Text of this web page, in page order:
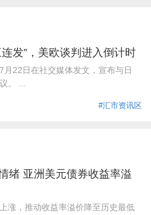
发”，美欧谈判进入倒计时
22日在社交媒体发文，宣布与日
。 ...
#汇市资讯区
绪 亚洲美元债券收益率溢
，推动收益率溢价降至历史最低